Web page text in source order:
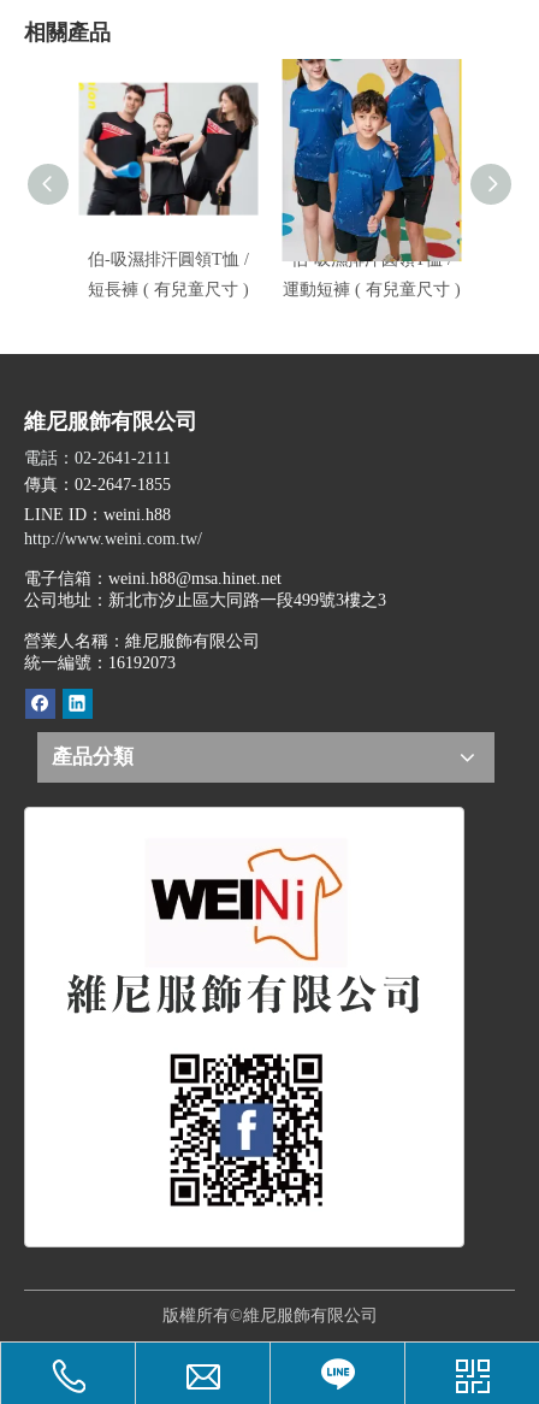
相關產品
伯-吸濕排汗圓領T恤 /
短長褲 ( 有兒童尺寸 )
伯-吸濕排汗圓領T恤 /
運動短褲 ( 有兒童尺寸 )
維尼服飾有限公司
電話：02-2641-2111
傳真：02-2647-1855
LINE ID ：weini.h88
http://www.weini.com.tw/
電子信箱： weini.h88@msa.hinet.net
公司地址： 新北市汐止區大同路一段499號3樓之3
營業人名稱：維尼服飾有限公司
統一編號：16192073
產品分類
版權所有©維尼服飾有限公司